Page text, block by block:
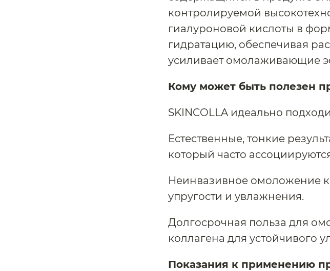
контролируемой
гиалуроновой кислоты в
гидратацию, обеспечивая
усиливает омолаживающие
Кому может быть полезен
SKINCOLLA идеально
Естественные, тонкие
который часто
Неинвазивное омоложение
упругости и увлажнения.
Долгосрочная польза для
коллагена для устойчивого
Показания к применению